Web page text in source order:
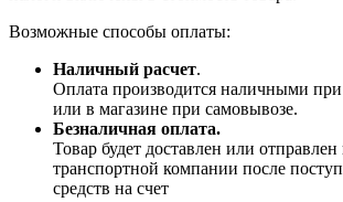
Возможные способы оплаты:
Наличный расчет.
Оплата производится наличными при
или в магазине при самовывозе.
Безналичная оплата.
Товар будет доставлен или отправлен
транспортной компании после
средств на счет